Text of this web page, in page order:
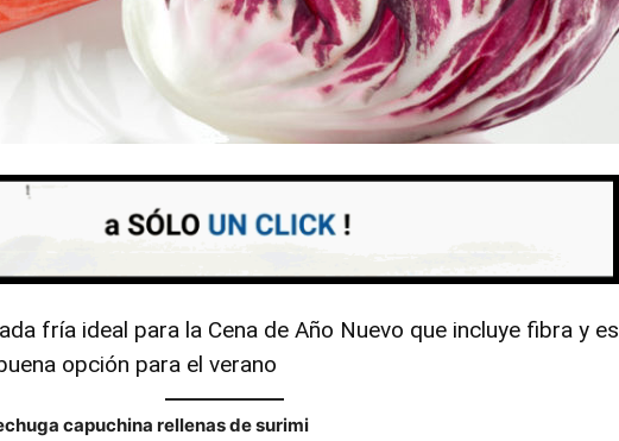
fría ideal para la Cena de Año Nuevo que incluye fibra y es
opción para el verano
capuchina rellenas de surimi